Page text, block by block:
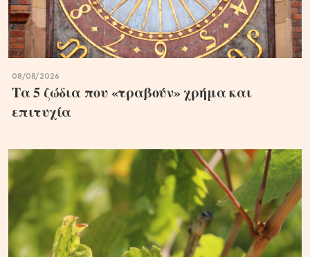
08/08/2026
Τα 5 ζώδια που «τραβούν» χρήμα και
επιτυχία